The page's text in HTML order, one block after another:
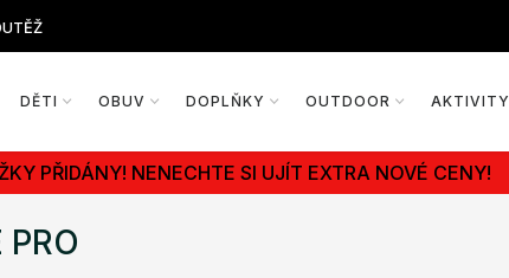
DĚTI OBUV DOPLŇKY OUTDOOR AKTIVITY
PŘIDÁNY! NENECHTE SI UJÍT EXTRA NOVÉ CENY!